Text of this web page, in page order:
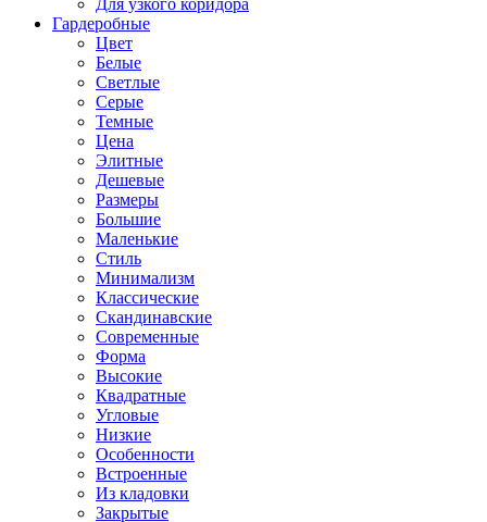
Для узкого коридора
Гардеробные
Цвет
Белые
Светлые
Серые
Темные
Цена
Элитные
Дешевые
Размеры
Большие
Маленькие
Стиль
Минимализм
Классические
Скандинавские
Современные
Форма
Высокие
Квадратные
Угловые
Низкие
Особенности
Встроенные
Из кладовки
Закрытые